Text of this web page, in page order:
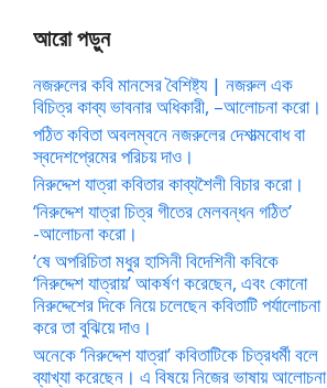
আরো পড়ুন
নজরুলের কবি মানসের বৈশিষ্ট্য | নজরুল এক
বিচিত্র কাব্য ভাবনার অধিকারী, –আলোচনা করো।
পঠিত কবিতা অবলম্বনে নজরুলের দেশাত্মবোধ বা
স্বদেশপ্রেমের পরিচয় দাও।
নিরুদ্দেশ যাত্রা কবিতার কাব্যশৈলী বিচার করো।
‘নিরুদ্দেশ যাত্রা চিত্র গীতের মেলবন্ধন গঠিত’
-আলোচনা করো।
‘ষে অপরিচিতা মধুর হাসিনী বিদেশিনী কবিকে
‘নিরুদ্দেশ যাত্রায়’ আকর্ষণ করেছেন, এবং কোনো
নিরুদ্দেশের দিকে নিয়ে চলেছেন কবিতাটি পর্যালোচনা
করে তা বুঝিয়ে দাও।
অনেকে ‘নিরুদ্দেশ যাত্রা’ কবিতাটিকে চিত্রধর্মী বলে
ব্যাখ্যা করেছেন। এ বিষয়ে নিজের ভাষায় আলোচনা